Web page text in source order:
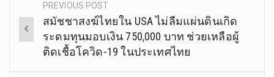
Post
navigation
PREVIOUS POST
สมัชชาสงฆ์ไทยใน USA ไม่ลืมแผ่นดินเกิด
ระดมทุนมอบเงิน 750,000 บาท ช่วยเหลือผู้
ติดเชื้อโควิด-19 ในประเทศไทย